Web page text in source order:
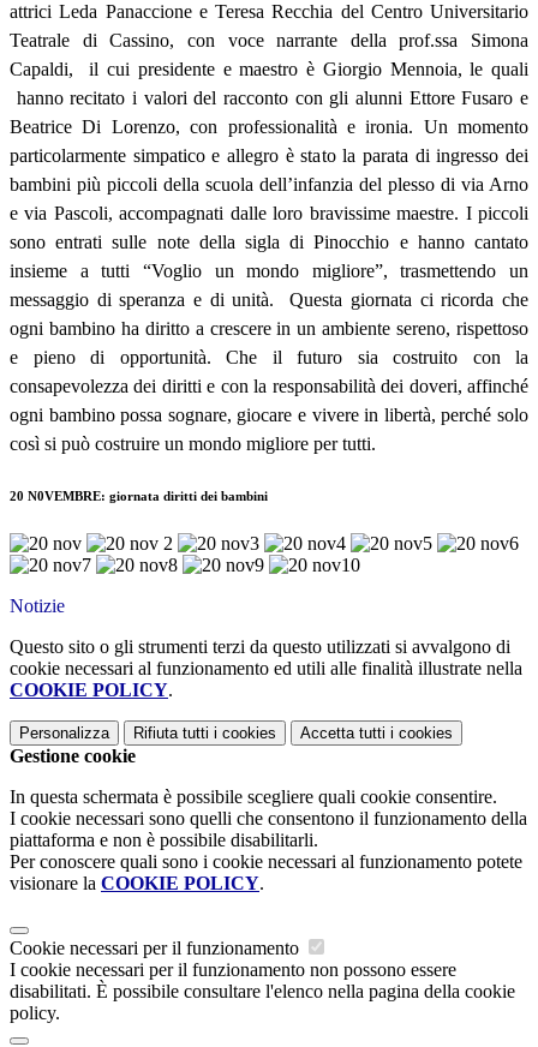
attrici Leda Panaccione e Teresa Recchia del Centro Universitario
Teatrale di Cassino, con voce narrante della prof.ssa Simona
Capaldi,
il cui presidente e maestro è Giorgio Mennoia, le quali
hanno recitato i valori del racconto con gli alunni Ettore Fusaro e
Beatrice Di Lorenzo, con professionalità e ironia. Un momento
particolarmente simpatico e allegro è stato la parata di ingresso dei
bambini più piccoli della scuola dell’infanzia del plesso di via Arno
e via Pascoli, accompagnati dalle loro bravissime maestre. I piccoli
sono entrati sulle note della sigla di Pinocchio e hanno cantato
insieme a tutti “Voglio un mondo migliore”, trasmettendo un
messaggio di speranza e di unità.
Questa giornata ci ricorda che
ogni bambino ha diritto a crescere in un ambiente sereno, rispettoso
e pieno di opportunità. Che il futuro sia costruito con la
consapevolezza dei diritti e con la responsabilità dei doveri, affinché
ogni bambino possa sognare, giocare e vivere in libertà, perché solo
così si può costruire un mondo migliore per tutti.
20 N0VEMBRE: giornata diritti dei bambini
Notizie
Questo sito o gli strumenti terzi da questo utilizzati si avvalgono di
cookie necessari al funzionamento ed utili alle finalità illustrate nella
COOKIE POLICY.
Personalizza Rifiuta tutti i cookies Accetta tutti i cookies
Gestione cookie
In questa schermata è possibile scegliere quali cookie consentire.
I cookie necessari sono quelli che consentono il funzionamento della
piattaforma e non è possibile disabilitarli.
Per conoscere quali sono i cookie necessari al funzionamento potete
visionare la COOKIE POLICY.
Cookie necessari per il funzionamento
I cookie necessari per il funzionamento non possono essere
disabilitati. È possibile consultare l'elenco nella pagina della cookie
policy.